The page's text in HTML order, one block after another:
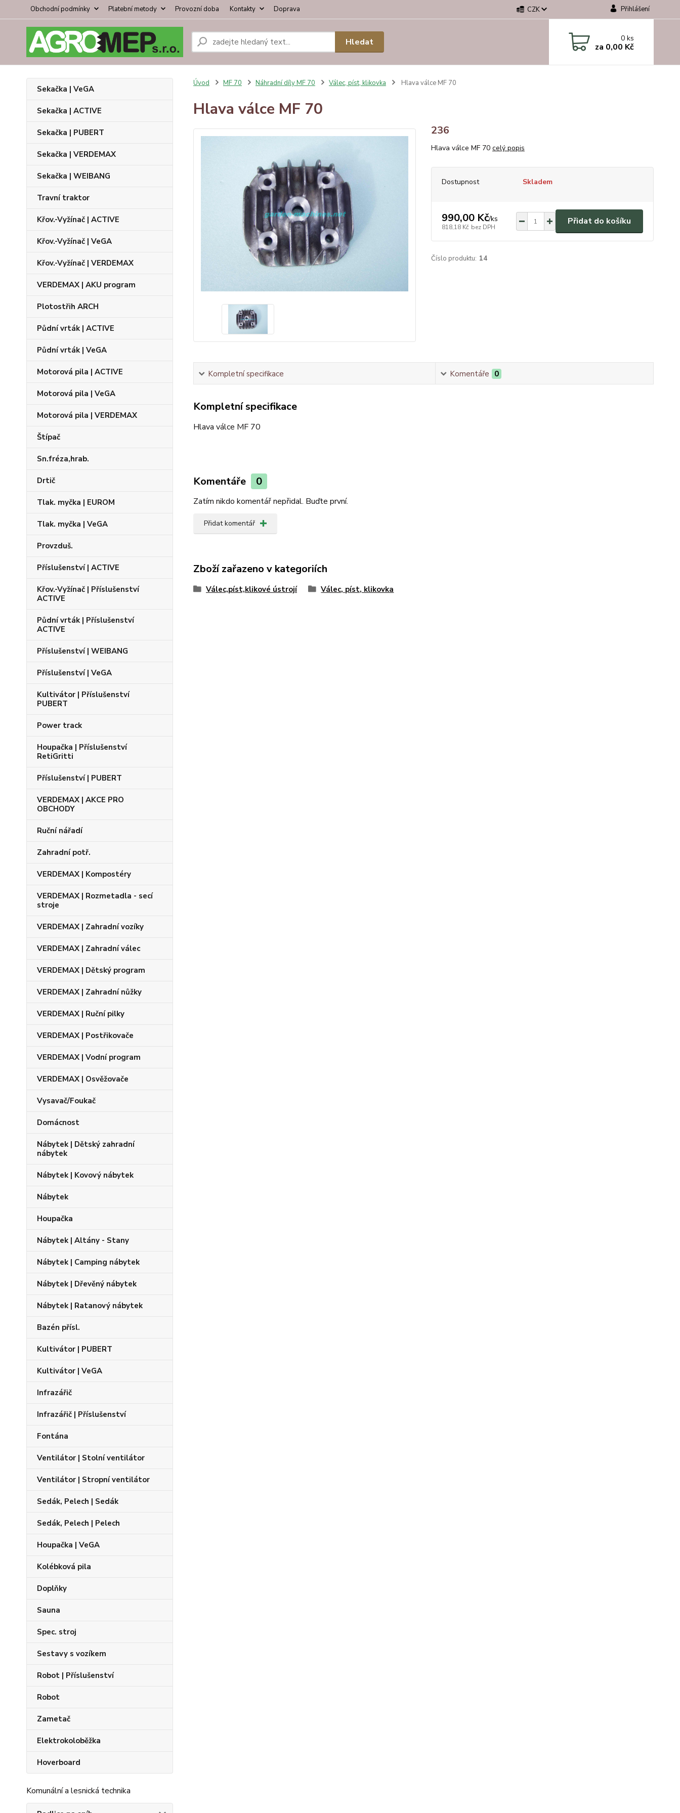
Obchodní podmínky Platební metody Provozní doba Kontakty Doprava CZK Přihlášení
Hledat 0ks
za 0,00 Kč
Sekačka | VeGA
Sekačka | ACTIVE
Sekačka | PUBERT
Sekačka | VERDEMAX
Sekačka | WEIBANG
Travní traktor
Křov.-Vyžínač | ACTIVE
Křov.-Vyžínač | VeGA
Křov.-Vyžínač | VERDEMAX
VERDEMAX | AKU program
Plotostřih ARCH
Půdní vrták | ACTIVE
Půdní vrták | VeGA
Motorová pila | ACTIVE
Motorová pila | VeGA
Motorová pila | VERDEMAX
Štípač
Sn.fréza,hrab.
Drtič
Tlak. myčka | EUROM
Tlak. myčka | VeGA
Provzduš.
Příslušenství | ACTIVE
Křov.-Vyžínač | Příslušenství
ACTIVE
Půdní vrták | Příslušenství
ACTIVE
Příslušenství | WEIBANG
Příslušenství | VeGA
Kultivátor | Příslušenství
PUBERT
Power track
Houpačka | Příslušenství
RetiGritti
Příslušenství | PUBERT
VERDEMAX | AKCE PRO
OBCHODY
Ruční nářadí
Zahradní potř.
VERDEMAX | Kompostéry
VERDEMAX | Rozmetadla - secí
stroje
VERDEMAX | Zahradní vozíky
VERDEMAX | Zahradní válec
VERDEMAX | Dětský program
VERDEMAX | Zahradní nůžky
VERDEMAX | Ruční pilky
VERDEMAX | Postřikovače
VERDEMAX | Vodní program
VERDEMAX | Osvěžovače
Vysavač/Foukač
Domácnost
Nábytek | Dětský zahradní
nábytek
Nábytek | Kovový nábytek
Nábytek
Houpačka
Nábytek | Altány - Stany
Nábytek | Camping nábytek
Nábytek | Dřevěný nábytek
Nábytek | Ratanový nábytek
Bazén přísl.
Kultivátor | PUBERT
Kultivátor | VeGA
Infrazářič
Infrazářič | Příslušenství
Fontána
Ventilátor | Stolní ventilátor
Ventilátor | Stropní ventilátor
Sedák, Pelech | Sedák
Sedák, Pelech | Pelech
Houpačka | VeGA
Kolébková pila
Doplňky
Sauna
Spec. stroj
Sestavy s vozíkem
Robot | Příslušenství
Robot
Zametač
Elektrokoloběžka
Hoverboard
Komunální a lesnická technika
Úvod MF 70 Náhradní díly MF 70 Válec, píst, klikovka Hlava válce MF 70
Hlava válce MF 70
236
Hlava válce MF 70 celý popis
Dostupnost Skladem
990,00 Kč/ks
818,18 Kč bez DPH
Přidat do košíku
Číslo produktu: 14
Kompletní specifikace Komentáře 0
Kompletní specifikace
Hlava válce MF 70
Komentáře 0
Zatím nikdo komentář nepřidal. Buďte první.
Přidat komentář
Zboží zařazeno v kategoriích
Válec,píst,klikové ústrojí Válec, píst, klikovka